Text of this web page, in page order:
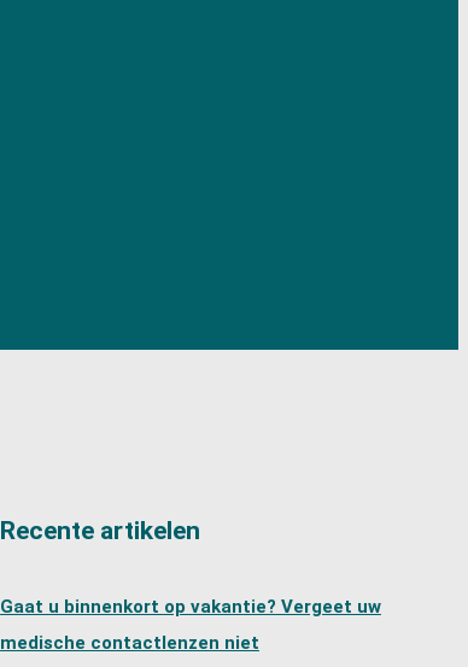
Recente artikelen
Gaat u binnenkort op vakantie? Vergeet uw
medische contactlenzen niet